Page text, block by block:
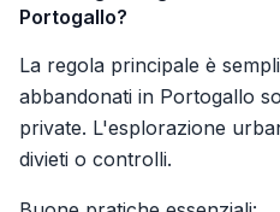
Portogallo?
La regola principale è
abbandonati in Portogallo
private. L'esplorazione
divieti o controlli.